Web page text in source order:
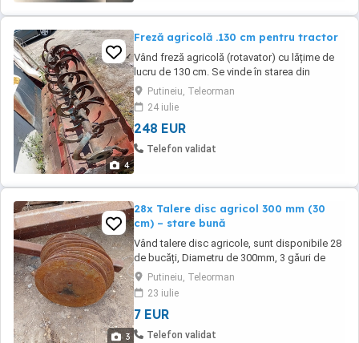
4
Freză agricolă .130 cm pentru tractor
Vând freză agricolă (rotavator) cu lățime de
lucru de 130 cm. Se vinde în starea din
fotografii. Cuțitele sunt prezente, prindere în 3
puncte și antrenare prin cardan (PTO).
Potrivită pentru tractoare mici și medii. Preț:
1.300 lei, negociabil.
Putineiu, Teleorman
24 iulie
248 EUR
Telefon validat
3
28x Talere disc agricol 300 mm (30
cm) – stare bună
Vând talere disc agricole, sunt disponibile 28
de bucăți, Diametru de 300mm, 3 găuri de
prindere, sunt folosite dar inca sunt
funcționale fara fisuri sau alte daune inafară
de faptul că sunt ruginite. Pret :35 lei bucata,
negociabil
Putineiu, Teleorman
23 iulie
7 EUR
Telefon validat